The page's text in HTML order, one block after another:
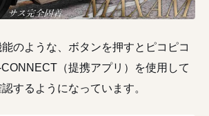
のような、ボタンを押すとピコピコ
（提携アプリ）を使用して
するようになっています。